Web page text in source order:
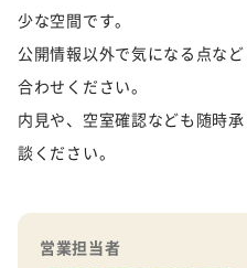
少な空間です。
公開情報以外で気になる点な
合わせください。
内見や、空室確認なども随時
談ください。
営業担当者